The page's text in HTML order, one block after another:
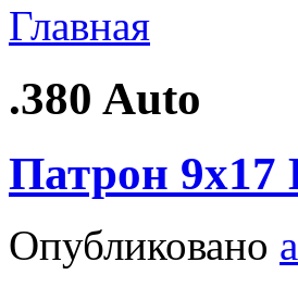
Главная
.380 Auto
Патрон 9x17
Опубликовано